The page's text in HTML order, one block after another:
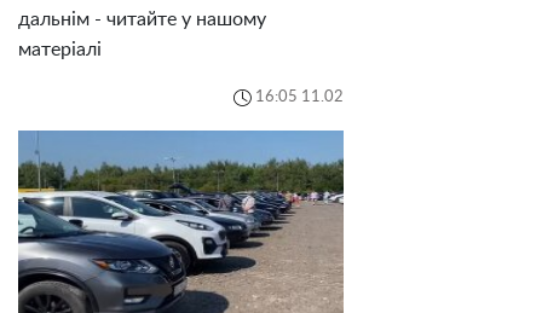
дальнім - читайте у нашому
матеріалі
16:05 11.02